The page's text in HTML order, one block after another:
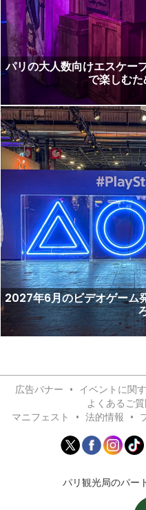
パリの大人数向けエスケー
で楽しむ
2027年6月のビデオゲーム
広告バナー • イベントに関
よくあるご
マニフェスト
• 法的情報 •
パリ観光局のパー